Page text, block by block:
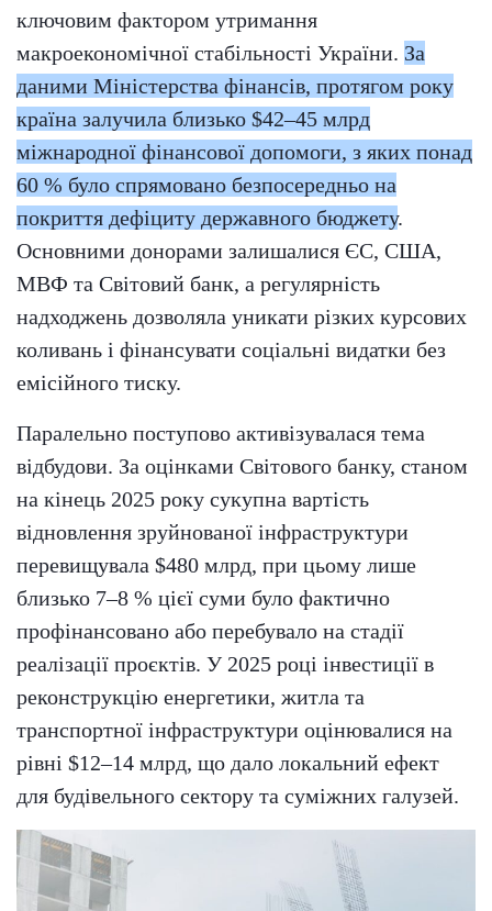
ключовим фактором утримання
макроекономічної стабільності України. За
даними Міністерства фінансів, протягом року
країна залучила близько $42–45 млрд
міжнародної фінансової допомоги, з яких понад
60 % було спрямовано безпосередньо на
покриття дефіциту державного бюджету.
Основними донорами залишалися ЄС, США,
МВФ та Світовий банк, а регулярність
надходжень дозволяла уникати різких курсових
коливань і фінансувати соціальні видатки без
емісійного тиску.
Паралельно поступово активізувалася тема
відбудови. За оцінками Світового банку, станом
на кінець 2025 року сукупна вартість
відновлення зруйнованої інфраструктури
перевищувала $480 млрд, при цьому лише
близько 7–8 % цієї суми було фактично
профінансовано або перебувало на стадії
реалізації проєктів. У 2025 році інвестиції в
реконструкцію енергетики, житла та
транспортної інфраструктури оцінювалися на
рівні $12–14 млрд, що дало локальний ефект
для будівельного сектору та суміжних галузей.